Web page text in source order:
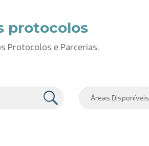
protocolos
Protocolos e Parcerias.
Áreas Disponíveis